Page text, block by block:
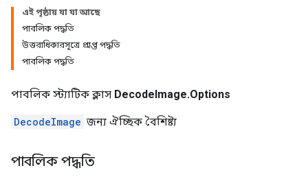
এই পৃষ্ঠায় যা যা আছে
পাবলিক পদ্ধতি
উত্তরাধিকারসূত্রে প্রাপ্ত পদ্ধতি
পাবলিক পদ্ধতি
পাবলিক স্ট্যাটিক ক্লাস DecodeImage.Options
DecodeImage জন্য ঐচ্ছিক বৈশিষ্ট্য
পাবলিক পদ্ধতি